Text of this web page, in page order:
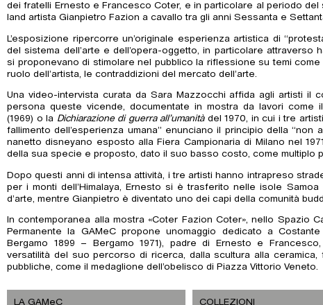
dei fratelli Ernesto e Francesco Coter, e in particolare al periodo
land artista Gianpietro Fazion a cavallo tra gli anni Sessanta e
L’esposizione ripercorre un’originale esperienza artistica di
del sistema dell’arte e dell’opera-oggetto, in particolare attraverso
si proponevano di stimolare nel pubblico la riflessione su temi
ruolo dell’artista, le contraddizioni del mercato dell’arte.
Una video-intervista curata da Sara Mazzocchi affida agli artisti il
persona queste vicende, documentate in mostra da lavori come
(1969) o la Dichiarazione di guerra all’umanitàdel 1970, in cui i tre
fallimento dell’esperienza umana” enunciano il principio della “non
nanetto disneyano esposto alla Fiera Campionaria di Milano nel
della sua specie e proposto, dato il suo basso costo, come multiplo
Dopo questi anni di intensa attività, i tre artisti hanno intrapreso
per i monti dell’Himalaya, Ernesto si è trasferito nelle isole
d’arte, mentre Gianpietro è diventato uno dei capi della comunità
In contemporanea alla mostra «Coter Fazion Coter», nello Spazio
Permanente la GAMeC propone unomaggio dedicato a
Bergamo 1899 – Bergamo 1971), padre di Ernesto e
versatilità del suo percorso di ricerca, dalla scultura alla
pubbliche, come il medaglione dell’obelisco di Piazza Vittorio Veneto.
LA GAMeC
COLLEZIONI